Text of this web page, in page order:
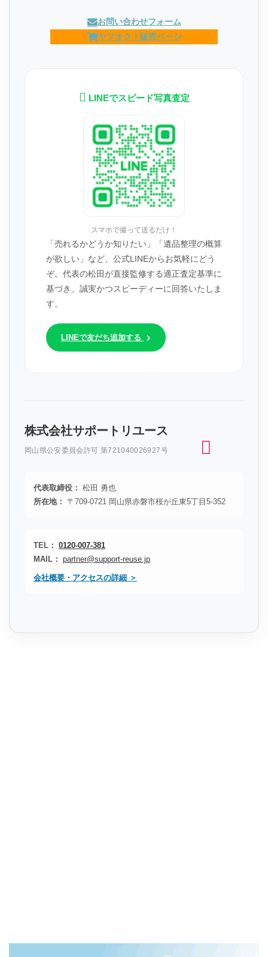
お問い合わせフォーム
ヤフオク！販売ページ
LINEでスピード写真査定
スマホで撮って送るだけ！
「売れるかどうか知りたい」「遺品整理の概算
が欲しい」など、公式LINEからお気軽にどう
ぞ。代表の松田が直接監修する適正査定基準に
基づき、誠実かつスピーディーに回答いたしま
す。
LINEで友だち追加する
株式会社サポートリユース
岡山県公安委員会許可 第721040026927号
代表取締役： 松田 勇也
所在地：
〒709-0721 岡山県赤磐市桜が丘東5丁目5-352
TEL： 0120-007-381
MAIL： partner@support-reuse.jp
会社概要・アクセスの詳細 ＞